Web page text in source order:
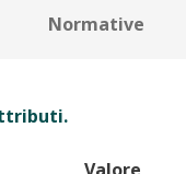
Normative